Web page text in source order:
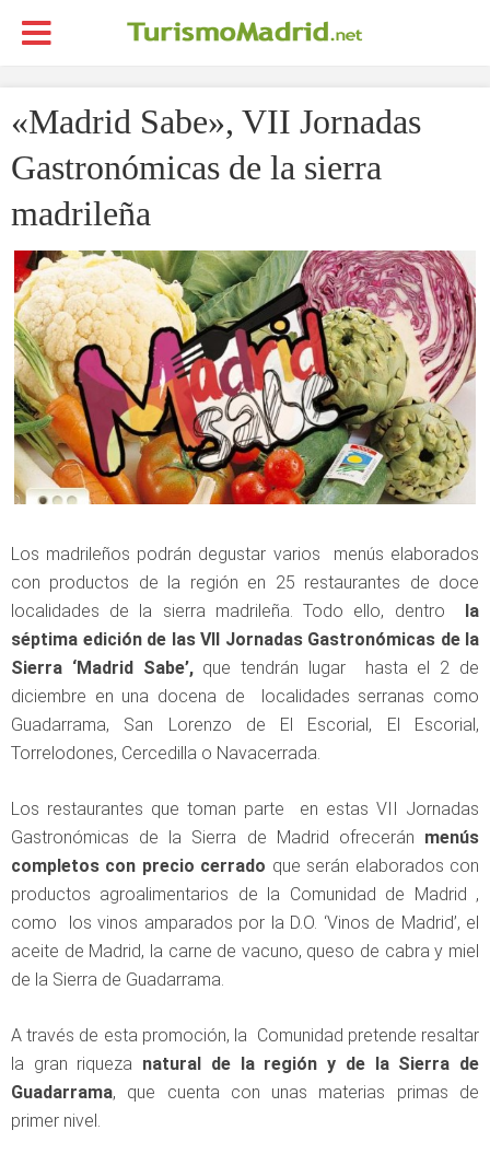
«Madrid Sabe», VII Jornadas
Gastronómicas de la sierra
madrileña
Los madrileños podrán degustar varios menús elaborados
con productos de la región en 25 restaurantes de doce
localidades de la sierra madrileña. Todo ello, dentro
la
séptima edición de las VII Jornadas Gastronómicas de la
Sierra ‘Madrid Sabe’,que tendrán lugar hasta el 2 de
diciembre en una docena de localidades serranas como
Guadarrama, San Lorenzo de El Escorial, El Escorial,
Torrelodones, Cercedilla o Navacerrada.
Los restaurantes que toman parte en estas VII Jornadas
Gastronómicas de la Sierra de Madrid ofrecerán menús
completos con precio cerrado que serán elaborados con
productos agroalimentarios de la Comunidad de Madrid ,
como los vinos amparados por la D.O. ‘Vinos de Madrid’, el
aceite de Madrid, la carne de vacuno, queso de cabra y miel
de la Sierra de Guadarrama.
A través de esta promoción, la Comunidad pretende resaltar
la gran riqueza natural de la región y de la Sierra de
Guadarrama, que cuenta con unas materias primas de
primer nivel.